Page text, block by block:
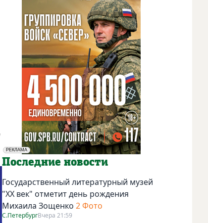
РЕКЛАМА
Социальная реклама
Последние новости
Государственный литературный музей
"ХХ век" отметит день рождения
Михаила Зощенко 2 Фото
С.ПетербургВчера 21:59